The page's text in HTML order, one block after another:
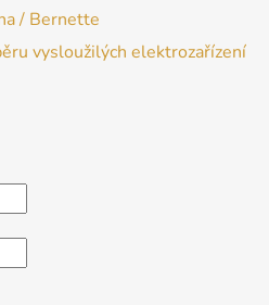
/ Bernette
vysloužilých elektrozařízení